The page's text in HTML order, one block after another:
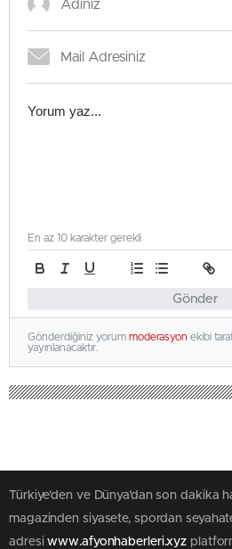
Gönder
En az 10 karakter gerekli
Gönderdiğiniz yorum moderasyon ekibi
yayınlanacaktır.
Türkiye'den ve Dünya’dan son dakika
magazinden siyasete, spordan
adresiwww.afyonhaberleri.xyz